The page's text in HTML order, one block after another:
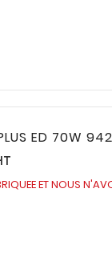
ED 70W 942
ET NOUS